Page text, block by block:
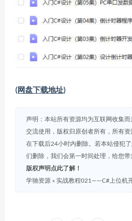
(网盘下载地址)
声明：本站所有资源均为互联网收集而
交流使用，版权归原创者所有，所有
在下载后24小时内删除。若本站侵犯
们删除，我们会第一时间处理，给您带
版权声明点此了解！
学驰资源 » 实战教程021——C#上位机